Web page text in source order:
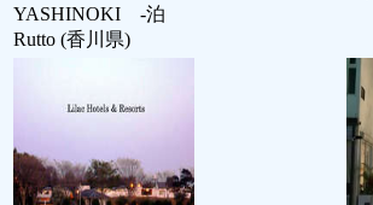
YASHINOKI -泊
Rutto (香川県)